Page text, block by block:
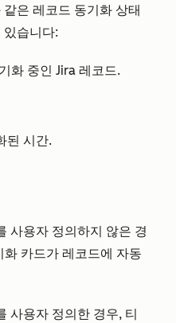
은 레코드 동기화 상태
있습니다:
화 중인 Jira 레코드.
된 시간.
사용자 정의하지 않은 경
화 카드가 레코드에 자동
사용자 정의한 경우, 티